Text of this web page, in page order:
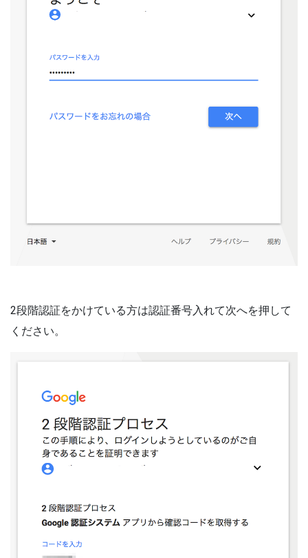
2段階認証をかけている方は認証番号入れて次へを押して
ください。